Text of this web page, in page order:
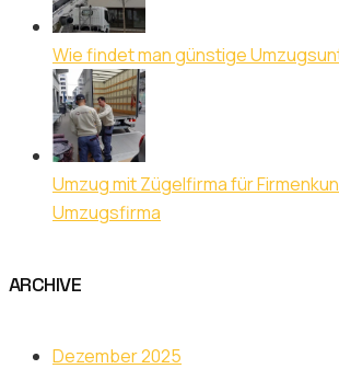
Wie findet man günstige
Umzug mit Zügelfirma für
Umzugsfirma
ARCHIVE
Dezember 2025